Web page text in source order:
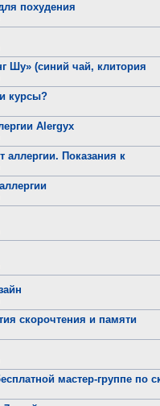
похудения
Шу» (синий чай, клитория
курсы?
Alergyx
аллергии. Показания к
скорочтения и памяти
мастер-группе по